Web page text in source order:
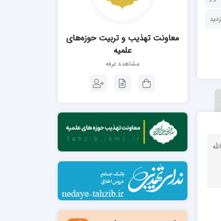
مدرسه فقهی تخصصی امام رضا علیه السلام
مدرسه امام کاظم علیه السلام
مدرسه آخوند (ره) همدان
معاونت تهذیب و تربیت حوزه‌های
علمیه
مشاهده غرفه